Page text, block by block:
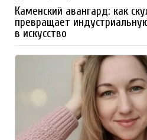
Каменский авангард: как
превращает
в искусство